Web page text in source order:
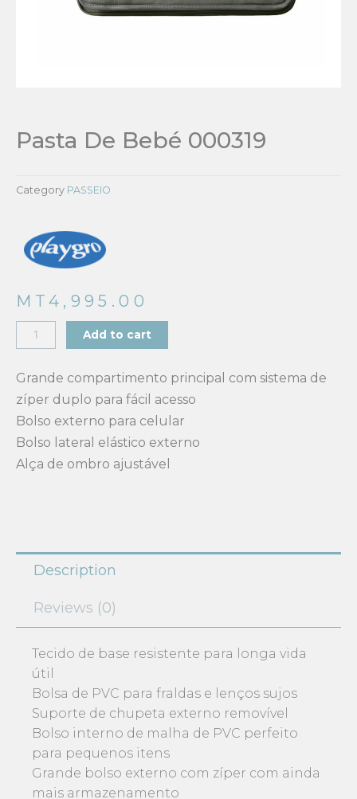
Pasta De Bebé 000319
Category PASSEIO
MT 4,995.00
Pasta
de
000319
quantity
Add to cart
Grande compartimento principal com sistema de
zíper duplo para fácil acesso
Bolso externo para celular
Bolso lateral elástico externo
Alça de ombro ajustável
Description
Reviews (0)
Tecido de base resistente para longa vida
útil
Bolsa de PVC para fraldas e lenços sujos
Suporte de chupeta externo removível
Bolso interno de malha de PVC perfeito
para pequenos itens
Grande bolso externo com zíper com ainda
mais armazenamento